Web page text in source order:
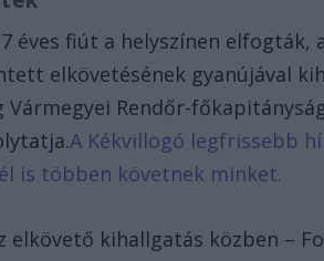
éves fiút a helyszínen
elkövetésének gyanújával
Vármegyei Rendőr-
A Kékvillogó legfrissebb
is többen követnek minket.
elkövető kihallgatás közben –